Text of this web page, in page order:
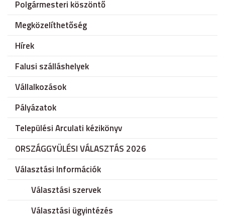
Polgármesteri köszöntő
Megközelíthetőség
Hírek
Falusi szálláshelyek
Vállalkozások
Pályázatok
Települési Arculati kézikönyv
ORSZÁGGYÜLÉSI VÁLASZTÁS 2026
Választási Információk
Választási szervek
Választási ügyintézés